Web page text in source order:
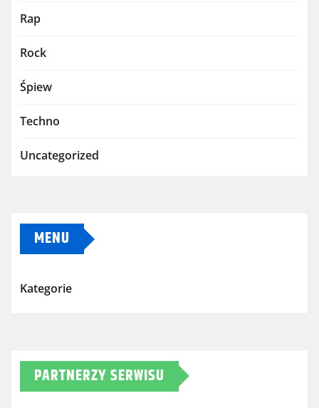
Rap
Rock
Śpiew
Techno
Uncategorized
MENU
Kategorie
PARTNERZY SERWISU